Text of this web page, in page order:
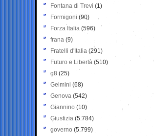
Fontana di Trevi (1)
Formigoni (90)
Forza Italia (596)
frana (9)
Fratelli d'Italia (291)
Futuro e Libertà (510)
g8 (25)
Gelmini (68)
Genova (542)
Giannino (10)
Giustizia (5.784)
governo (5.799)